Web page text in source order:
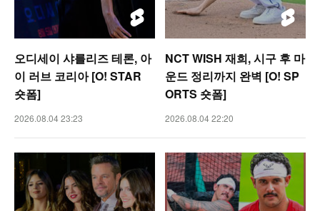
오디세이 샤를리즈 테론, 아
이 러브 코리아 [O! STAR
숏폼]
2026.08.04 23:23
NCT WISH 재희, 시구 후 마
운드 정리까지 완벽 [O! SP
ORTS 숏폼]
2026.08.04 22:20